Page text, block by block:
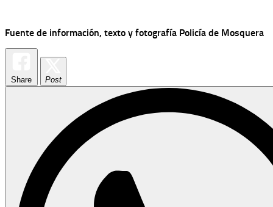
Fuente de información, texto y fotografía Policía de Mosquera
Share Post